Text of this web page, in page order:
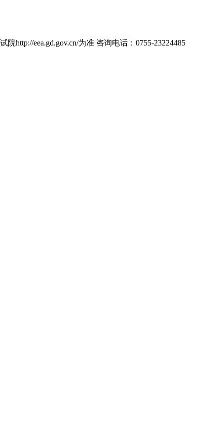
eea.gd.gov.cn/为准 咨询电话：0755-23224485